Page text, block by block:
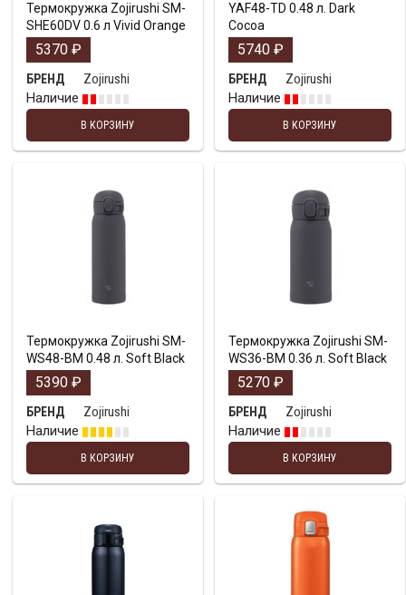
Термокружка Zojirushi SM-
SHE60DV 0.6 л Vivid Orange
5370 ₽
БРЕНД
Zojirushi
Наличие
В КОРЗИНУ
YAF48-TD 0.48 л. Dark
Cocoa
5740 ₽
БРЕНД
Zojirushi
Наличие
В КОРЗИНУ
Термокружка Zojirushi SM-
WS48-BM 0.48 л. Soft Black
5390 ₽
БРЕНД
Zojirushi
Наличие
В КОРЗИНУ
Термокружка Zojirushi SM-
WS36-BM 0.36 л. Soft Black
5270 ₽
БРЕНД
Zojirushi
Наличие
В КОРЗИНУ